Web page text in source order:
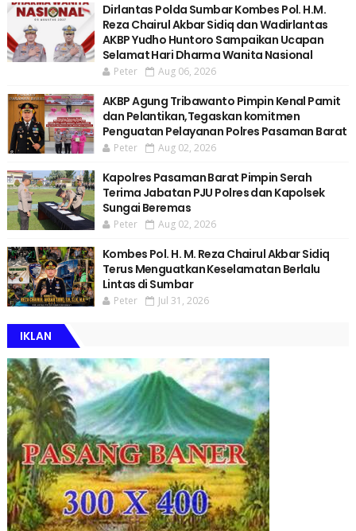
Dirlantas Polda Sumbar Kombes Pol. H.M.
Reza Chairul Akbar Sidiq dan Wadirlantas
AKBP Yudho Huntoro Sampaikan Ucapan
Selamat Hari Dharma Wanita Nasional
Peter Aug 06, 2026
AKBP Agung Tribawanto Pimpin Kenal Pamit
dan Pelantikan,Tegaskan komitmen
Penguatan Pelayanan Polres Pasaman Barat
Peter Aug 02, 2026
Kapolres Pasaman Barat Pimpin Serah
Terima Jabatan PJU Polres dan Kapolsek
Sungai Beremas
Peter Aug 02, 2026
Kombes Pol. H. M. Reza Chairul Akbar Sidiq
Terus Menguatkan Keselamatan Berlalu
Lintas di Sumbar
Peter Jul 31, 2026
IKLAN